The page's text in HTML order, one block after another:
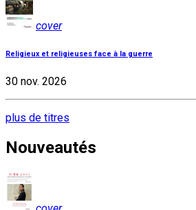
cover
Religieux et religieuses face à la guerre
30 nov. 2026
plus de titres
Nouveautés